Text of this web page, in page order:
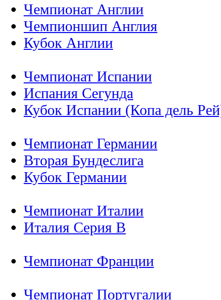
Чемпионат Англии
Чемпионшип Англия
Кубок Англии
Чемпионат Испании
Испания Сегунда
Кубок Испании (Копа дель
Чемпионат Германии
Вторая Бундеслига
Кубок Германии
Чемпионат Италии
Италия Серия B
Чемпионат Франции
Чемпионат Португалии